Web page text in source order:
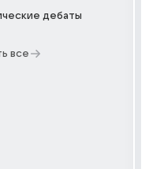
дебаты
все